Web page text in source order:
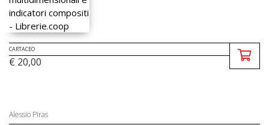
CARTACEO
€ 20,00
Alessio Piras